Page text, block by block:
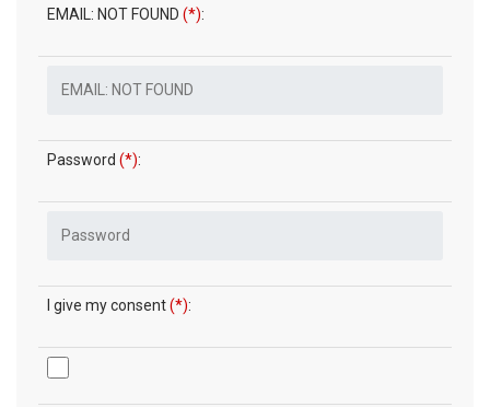
EMAIL: NOT FOUND (*):
Password (*):
I give my consent(*):